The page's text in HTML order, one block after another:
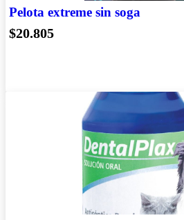
Pelota extreme sin soga
$20.805